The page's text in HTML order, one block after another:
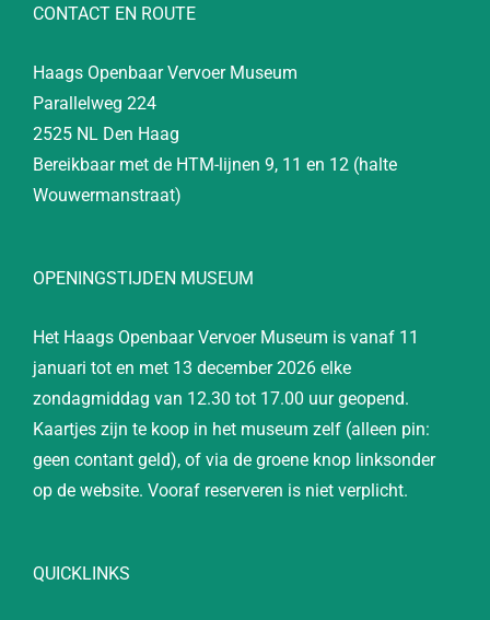
CONTACT EN ROUTE
Haags Openbaar Vervoer Museum
Parallelweg 224
2525 NL Den Haag
Bereikbaar met de HTM-lijnen 9, 11 en 12 (halte
Wouwermanstraat)
OPENINGSTIJDEN MUSEUM
Het Haags Openbaar Vervoer Museum is vanaf 11
januari tot en met 13 december 2026 elke
zondagmiddag van 12.30 tot 17.00 uur geopend.
Kaartjes zijn te koop in het museum zelf (alleen pin:
geen contant geld), of via de groene knop linksonder
op de website. Vooraf reserveren is niet verplicht.
QUICKLINKS